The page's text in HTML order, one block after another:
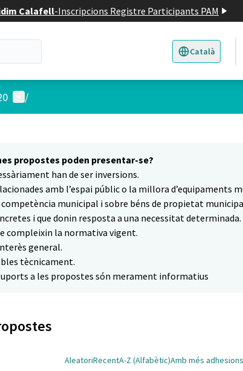
Calafell-Inscripcions Registre Participants PAM
Català
Triar la llengua
Menú d'usuari
/
propostes poden presentar-se?
han de ser inversions.
amb l’espai públic o la millora d’equipaments
competència municipal i sobre béns de propietat
i que donin resposta a una necessitat determinada.
compleixin la normativa vigent.
general.
tècnicament.
a les propostes són merament informatius
AleatoriRecentA-Z (Alfabètic)Amb més adhesions